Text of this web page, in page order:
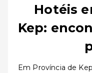
Hotéis
Kep:
Em Província de